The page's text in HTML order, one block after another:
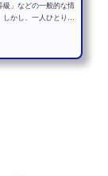
級」などの一般的な情
しかし、一人ひとりの